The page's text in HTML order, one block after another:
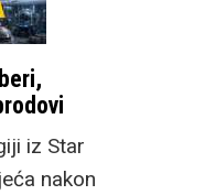
iz Star
nakon